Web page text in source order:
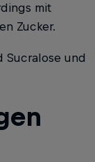
mit
Zucker.
Sucralose und